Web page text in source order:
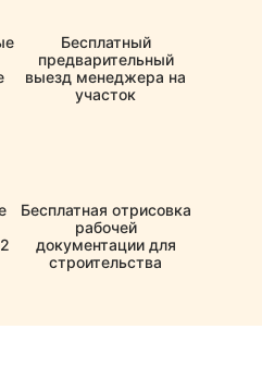
Бесплатный
предварительный
выезд менеджера на
участок
Бесплатная отрисовка
рабочей
документации для
строительства